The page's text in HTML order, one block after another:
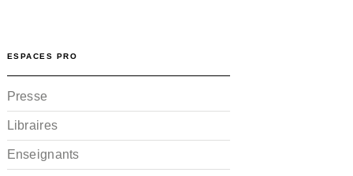
ESPACES PRO
Presse
Libraires
Enseignants